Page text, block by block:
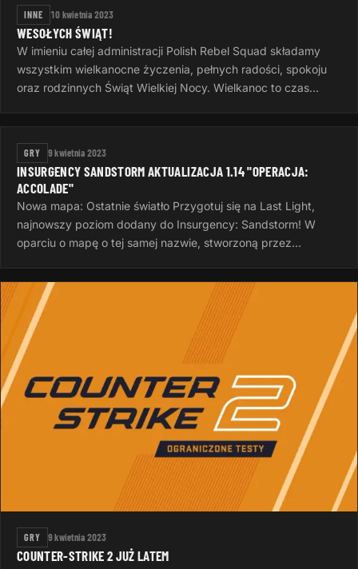
INNE 10 kwietnia 2023
WESOŁYCH ŚWIĄT!
W imieniu całej administracji Polish Rebel Squad składamy
wszystkim wielkanocne życzenia, pełnych radości, spokoju
oraz rodzinnych Świąt Wielkiej Nocy. Wielkanoc to czas
GRY 9 kwietnia 2023
INSURGENCY SANDSTORM AKTUALIZACJA 1.14 "OPERACJA:
ACCOLADE"
Nowa mapa: Ostatnie światło Przygotuj się na Last Light,
najnowszy poziom dodany do Insurgency: Sandstorm! W
oparciu o mapę o tej samej nazwie, stworzoną przez
GRY 9 kwietnia 2023
COUNTER-STRIKE 2 JUŻ LATEM